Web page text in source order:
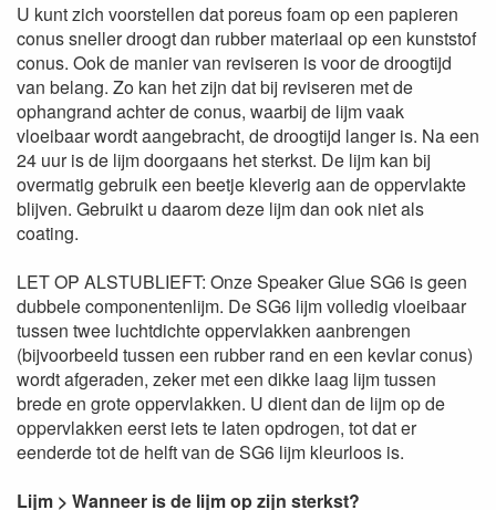
U kunt zich voorstellen dat poreus foam op een papieren
conus sneller droogt dan rubber materiaal op een kunststof
conus. Ook de manier van reviseren is voor de droogtijd
van belang. Zo kan het zijn dat bij reviseren met de
ophangrand achter de conus, waarbij de lijm vaak
vloeibaar wordt aangebracht, de droogtijd langer is. Na een
24 uur is de lijm doorgaans het sterkst. De lijm kan bij
overmatig gebruik een beetje kleverig aan de oppervlakte
blijven. Gebruikt u daarom deze lijm dan ook niet als
coating.
LET OP ALSTUBLIEFT: Onze Speaker Glue SG6 is geen
dubbele componentenlijm. De SG6 lijm volledig vloeibaar
tussen twee luchtdichte oppervlakken aanbrengen
(bijvoorbeeld tussen een rubber rand en een kevlar conus)
wordt afgeraden, zeker met een dikke laag lijm tussen
brede en grote oppervlakken. U dient dan de lijm op de
oppervlakken eerst iets te laten opdrogen, tot dat er
eenderde tot de helft van de SG6 lijm kleurloos is.
Lijm > Wanneer is de lijm op zijn sterkst?